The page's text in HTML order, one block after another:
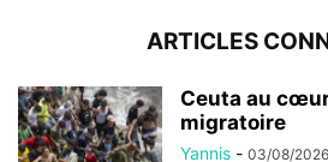
ARTICLES
Ceuta au
migratoire
Yannis - 03/08/2026